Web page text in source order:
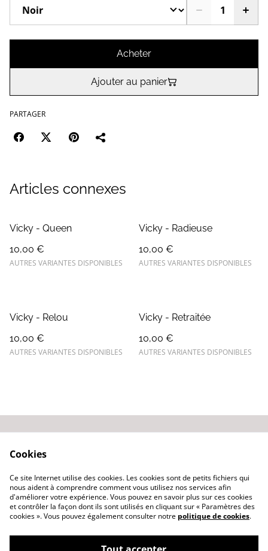
Acheter
Ajouter au panier
PARTAGER
Articles connexes
Vicky - Queen
10,00 €
AUTRES VARIANTES DISPONIBLES
Vicky - Radieuse
10,00 €
AUTRES VARIANTES DISPONIBLES
Vicky - Relou
10,00 €
AUTRES VARIANTES DISPONIBLES
Vicky - Retraitée
10,00 €
AUTRES VARIANTES DISPONIBLES
Politique de
confidentialité
Cookies
Ce site Internet utilise des cookies. Les cookies sont de petits fichiers qui
nous aident à comprendre comment vous utilisez nos services afin
d'améliorer votre expérience. Vous pouvez en savoir plus sur ces cookies
et contrôler la façon dont ils sont utilisés en cliquant sur « Paramètres des
cookies ». Vous pouvez également consulter notre politique de cookies.